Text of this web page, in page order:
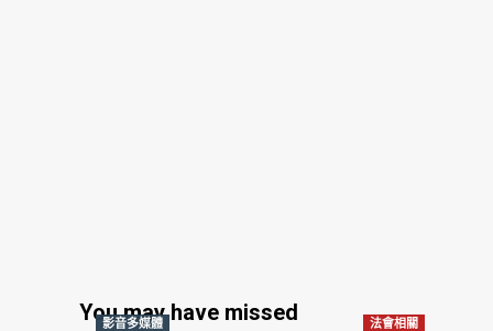
You may have missed
影音多媒體 法會相關